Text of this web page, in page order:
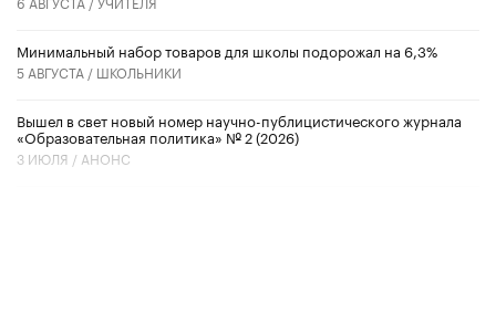
Минимальный набор товаров для школы подорожал на 6,3%
5 АВГУСТА / ШКОЛЬНИКИ
Вышел в свет новый номер научно-публицистического журнала
«Образовательная политика» № 2 (2026)
3 ИЮЛЯ / АНОНС